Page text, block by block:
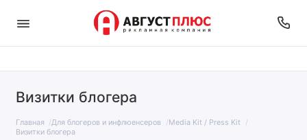
Визитки блогера
Главная Для блогеров и инфлюенсеров
Media Kit / Press Kit
Визитки блогера